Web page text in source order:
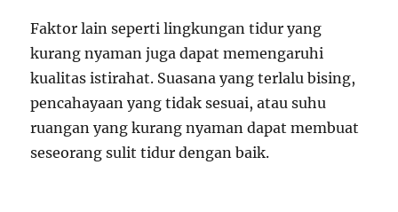
Faktor lain seperti lingkungan tidur yang
kurang nyaman juga dapat memengaruhi
kualitas istirahat. Suasana yang terlalu bising,
pencahayaan yang tidak sesuai, atau suhu
ruangan yang kurang nyaman dapat membuat
seseorang sulit tidur dengan baik.